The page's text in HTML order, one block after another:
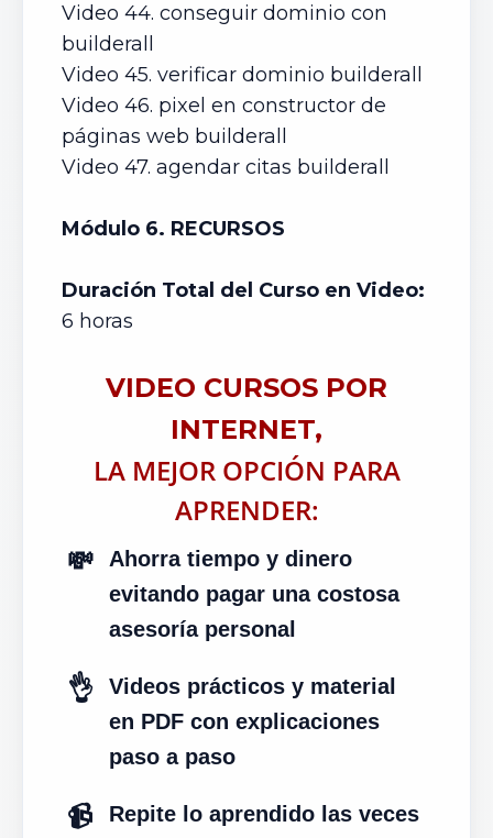
Video 44. conseguir dominio con
builderall
Video 45. verificar dominio builderall
Video 46. pixel en constructor de
páginas web builderall
Video 47. agendar citas builderall
Módulo 6. RECURSOS
Duración Total del Curso en Video:
6 horas
VIDEO CURSOS POR
INTERNET,
LA MEJOR OPCIÓN PARA
APRENDER:
💸
Ahorra tiempo y dinero
evitando pagar una costosa
asesoría personal
👌
Videos prácticos y material
en PDF con explicaciones
paso a paso
📹
Repite lo aprendido las veces